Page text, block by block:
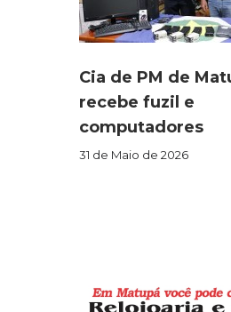
Cia de PM de
recebe fuzil e
computadores
31 de Maio de 2026